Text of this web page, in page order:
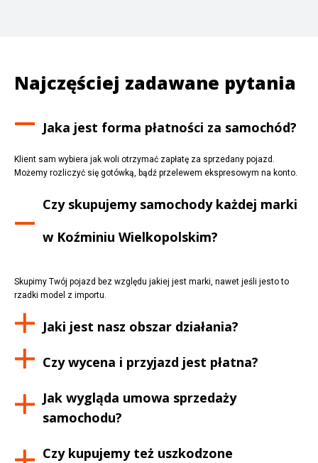
Najczęściej zadawane pytania
Jaka jest forma płatności za samochód?
Klient sam wybiera jak woli otrzymać zapłatę za sprzedany pojazd.
Możemy rozliczyć się gotówką, bądź przelewem ekspresowym na konto.
Czy skupujemy samochody każdej marki
w Koźminiu Wielkopolskim?
Skupimy Twój pojazd bez względu jakiej jest marki, nawet jeśli jesto to
rzadki model z importu.
Jaki jest nasz obszar działania?
Czy wycena i przyjazd jest płatna?
Jak wygląda umowa sprzedaży
samochodu?
Czy kupujemy też uszkodzone